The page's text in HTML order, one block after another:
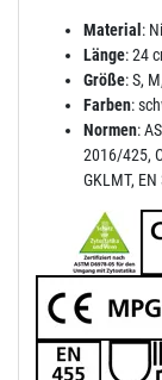
Material :
Länge: 24
Größe: S,
Farben:
Normen:
2016/425,
GKLMT,